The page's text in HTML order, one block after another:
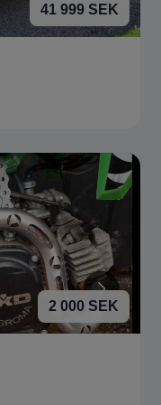
41 999 SEK
2 000 SEK